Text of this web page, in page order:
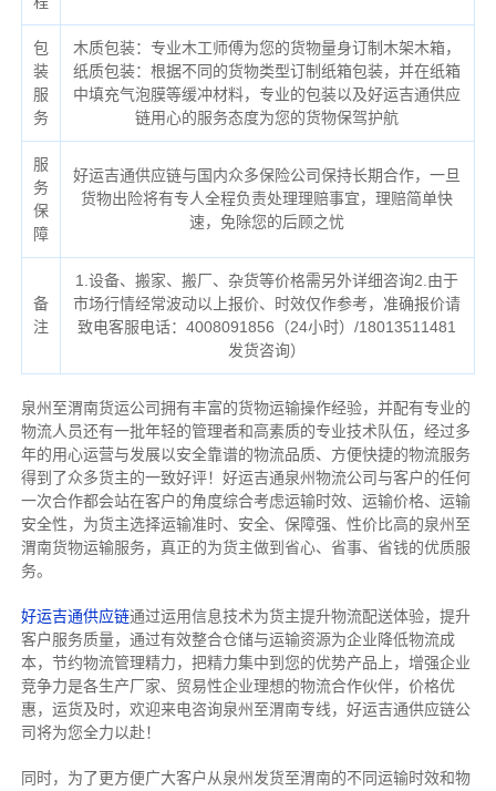
包
装
服
务
木质包装：专业木工师傅为您的货物量身订制木架木箱，
纸质包装：根据不同的货物类型订制纸箱包装，并在纸箱
中填充气泡膜等缓冲材料，专业的包装以及好运吉通供应
链用心的服务态度为您的货物保驾护航
服
务
保
障
好运吉通供应链与国内众多保险公司保持长期合作，一旦
货物出险将有专人全程负责处理理赔事宜，理赔简单快
速，免除您的后顾之忧
备
注
1.设备、搬家、搬厂、杂货等价格需另外详细咨询2.由于
市场行情经常波动以上报价、时效仅作参考，准确报价请
致电客服电话：4008091856（24小时）/18013511481
发货咨询）
泉州至渭南货运公司拥有丰富的货物运输操作经验，并配有专业的
物流人员还有一批年轻的管理者和高素质的专业技术队伍，经过多
年的用心运营与发展以安全靠谱的物流品质、方便快捷的物流服务
得到了众多货主的一致好评！好运吉通泉州物流公司与客户的任何
一次合作都会站在客户的角度综合考虑运输时效、运输价格、运输
安全性，为货主选择运输准时、安全、保障强、性价比高的泉州至
渭南货物运输服务，真正的为货主做到省心、省事、省钱的优质服
务。
好运吉通供应链通过运用信息技术为货主提升物流配送体验，提升
客户服务质量，通过有效整合仓储与运输资源为企业降低物流成
本，节约物流管理精力，把精力集中到您的优势产品上，增强企业
竞争力是各生产厂家、贸易性企业理想的物流合作伙伴，价格优
惠，运货及时，欢迎来电咨询泉州至渭南专线，好运吉通供应链公
司将为您全力以赴！
同时，为了更方便广大客户从泉州发货至渭南的不同运输时效和物